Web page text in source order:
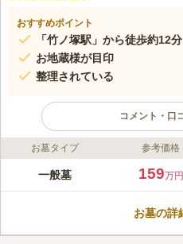
おすすめポイント
「竹ノ塚駅」から徒歩約12分
お地蔵様が目印
整理されている
コメント・口
ライフドット編集部のコメント
千住インターから程近く、
す。 山門前には可愛らし
お墓タイプ 参考価格
一般墓 159万円
お墓の詳